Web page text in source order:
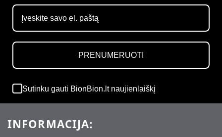
PRENUMERUOTI
Sutinku gauti BionBion.lt naujienlaiškį
INFORMACIJA: